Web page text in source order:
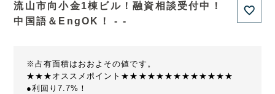
流山市向小金1棟ビル！融資相談受付中！
中国語＆EngOK！ - -
※占有面積はおおよその値です。
★★★オススメポイント★★★★★★★★★★★★★
●利回り7.7%！